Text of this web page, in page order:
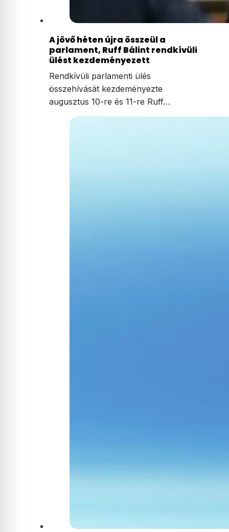
A jövő héten újra összeül a
parlament, Ruff Bálint rendkívüli
ülést kezdeményezett
Rendkívüli parlamenti ülés
összehívását kezdeményezte
augusztus 10-re és 11-re Ruff…